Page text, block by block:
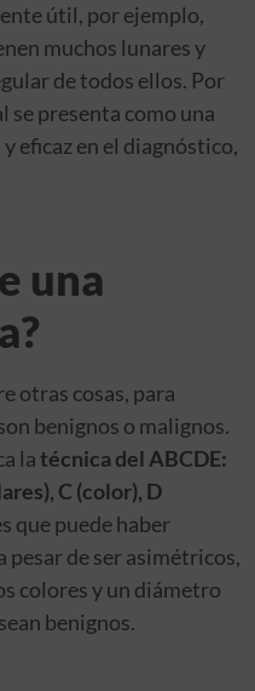
útil, por ejemplo,
muchos lunares y
de todos ellos. Por
presenta como una
eficaz en el diagnóstico,
una
otras cosas, para
benignos o malignos.
latécnica del ABCDE:
C (color), D
que puede haber
pesar de ser asimétricos,
colores y un diámetro
benignos.